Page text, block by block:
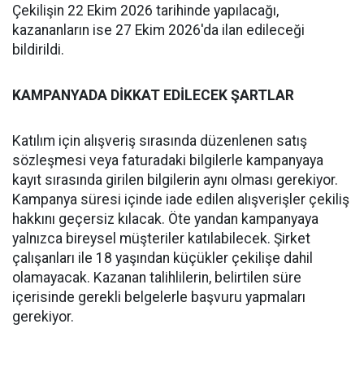
Çekilişin 22 Ekim 2026 tarihinde yapılacağı,
kazananların ise 27 Ekim 2026'da ilan edileceği
bildirildi.
KAMPANYADA DİKKAT EDİLECEK ŞARTLAR
Katılım için alışveriş sırasında düzenlenen satış
sözleşmesi veya faturadaki bilgilerle kampanyaya
kayıt sırasında girilen bilgilerin aynı olması gerekiyor.
Kampanya süresi içinde iade edilen alışverişler çekiliş
hakkını geçersiz kılacak. Öte yandan kampanyaya
yalnızca bireysel müşteriler katılabilecek. Şirket
çalışanları ile 18 yaşından küçükler çekilişe dahil
olamayacak. Kazanan talihlilerin, belirtilen süre
içerisinde gerekli belgelerle başvuru yapmaları
gerekiyor.